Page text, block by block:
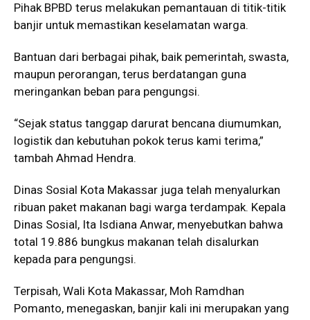
Pihak BPBD terus melakukan pemantauan di titik-titik
banjir untuk memastikan keselamatan warga.
Bantuan dari berbagai pihak, baik pemerintah, swasta,
maupun perorangan, terus berdatangan guna
meringankan beban para pengungsi.
“Sejak status tanggap darurat bencana diumumkan,
logistik dan kebutuhan pokok terus kami terima,”
tambah Ahmad Hendra.
Dinas Sosial Kota Makassar juga telah menyalurkan
ribuan paket makanan bagi warga terdampak. Kepala
Dinas Sosial, Ita Isdiana Anwar, menyebutkan bahwa
total 19.886 bungkus makanan telah disalurkan
kepada para pengungsi.
Terpisah, Wali Kota Makassar, Moh Ramdhan
Pomanto, menegaskan, banjir kali ini merupakan yang